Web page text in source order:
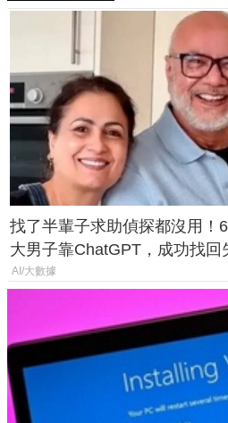
找了半輩子求助偵探都沒用！
大男子靠ChatGPT，成功找回
年家人
AI/大數據